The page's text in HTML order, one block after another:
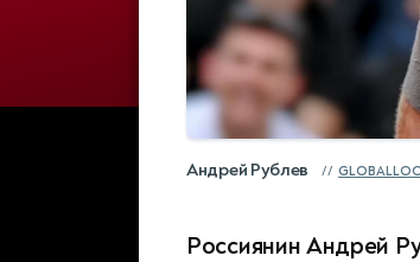
Андрей Рублев
Россиянин Андрей